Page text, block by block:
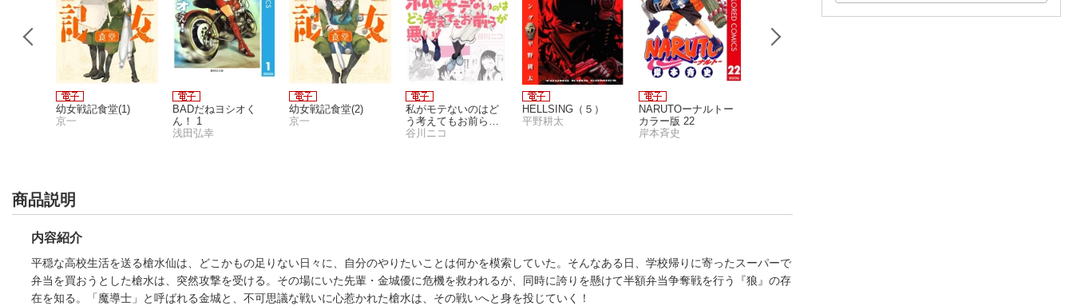
幼女戦記食堂(1)
京一
BADだねヨシオく
ん！ 1
浅田弘幸
幼女戦記食堂(2)
京一
私がモテないのはど
う考えてもお前らが
悪い！15巻
谷川ニコ
HELLSING（５）
平野耕太
NARUTOーナルトー
カラー版 22
岸本斉史
商品説明
内容紹介
平穏な高校生活を送る槍水仙は、どこかもの足りない日々に、自分のやりたいことは何かを模索していた。そんなある日、学校帰りに寄ったスーパーで
弁当を買おうとした槍水は、突然攻撃を受ける。その場にいた先輩・金城優に危機を救われるが、同時に誇りを懸けて半額弁当争奪戦を行う『狼』の存
在を知る。「魔導士」と呼ばれる金城と、不可思議な戦いに心惹かれた槍水は、その戦いへと身を投じていく！